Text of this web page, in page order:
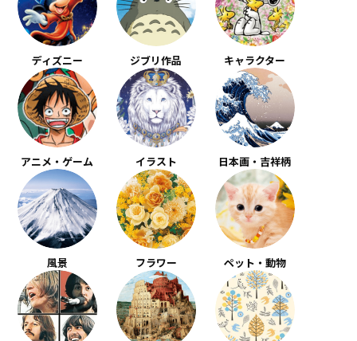
ディズニー ジブリ作品 キャラクター
アニメ・ゲーム イラスト 日本画・吉祥柄
風景 フラワー ペット・動物